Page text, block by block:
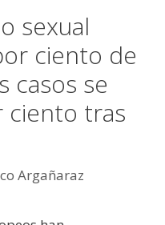
sexual
ciento de
casos se
ciento tras
Argañaraz